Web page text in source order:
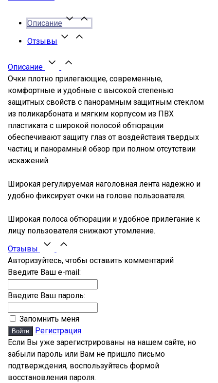
Описание
Отзывы
Описание
Очки плотно прилегающие, современные,
комфортные и удобные с высокой степенью
защитных свойств с панорамным защитным стеклом
из поликарбоната и мягким корпусом из ПВХ
пластиката с широкой полосой обтюрации
обеспечивают защиту глаз от воздействия твердых
частиц и панорамный обзор при полном отсутствии
искажений.
Широкая регулируемая наголовная лента надежно и
удобно фиксирует очки на голове пользователя.
Широкая полоса обтюрации и удобное прилегание к
лицу пользователя снижают утомление.
Отзывы
Авторизуйтесь, чтобы оставить комментарий
Введите Ваш e-mail:
Введите Ваш пароль:
Запомнить меня
Войти
Регистрация
Если Вы уже зарегистрированы на нашем сайте, но
забыли пароль или Вам не пришло письмо
подтверждения, воспользуйтесь формой
восстановления пароля.